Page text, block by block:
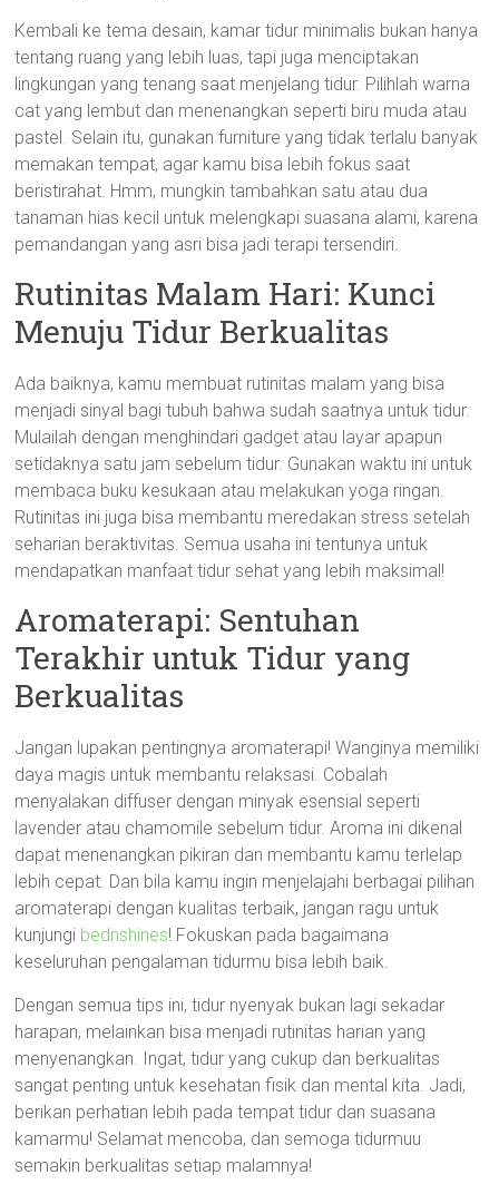
Kembali ke tema desain, kamar tidur minimalis bukan hanya
tentang ruang yang lebih luas, tapi juga menciptakan
lingkungan yang tenang saat menjelang tidur. Pilihlah warna
cat yang lembut dan menenangkan seperti biru muda atau
pastel. Selain itu, gunakan furniture yang tidak terlalu banyak
memakan tempat, agar kamu bisa lebih fokus saat
beristirahat. Hmm, mungkin tambahkan satu atau dua
tanaman hias kecil untuk melengkapi suasana alami, karena
pemandangan yang asri bisa jadi terapi tersendiri.
Rutinitas Malam Hari: Kunci
Menuju Tidur Berkualitas
Ada baiknya, kamu membuat rutinitas malam yang bisa
menjadi sinyal bagi tubuh bahwa sudah saatnya untuk tidur.
Mulailah dengan menghindari gadget atau layar apapun
setidaknya satu jam sebelum tidur. Gunakan waktu ini untuk
membaca buku kesukaan atau melakukan yoga ringan.
Rutinitas ini juga bisa membantu meredakan stress setelah
seharian beraktivitas. Semua usaha ini tentunya untuk
mendapatkan manfaat tidur sehat yang lebih maksimal!
Aromaterapi: Sentuhan
Terakhir untuk Tidur yang
Berkualitas
Jangan lupakan pentingnya aromaterapi! Wanginya memiliki
daya magis untuk membantu relaksasi. Cobalah
menyalakan diffuser dengan minyak esensial seperti
lavender atau chamomile sebelum tidur. Aroma ini dikenal
dapat menenangkan pikiran dan membantu kamu terlelap
lebih cepat. Dan bila kamu ingin menjelajahi berbagai pilihan
aromaterapi dengan kualitas terbaik, jangan ragu untuk
kunjungi bednshines! Fokuskan pada bagaimana
keseluruhan pengalaman tidurmu bisa lebih baik.
Dengan semua tips ini, tidur nyenyak bukan lagi sekadar
harapan, melainkan bisa menjadi rutinitas harian yang
menyenangkan. Ingat, tidur yang cukup dan berkualitas
sangat penting untuk kesehatan fisik dan mental kita. Jadi,
berikan perhatian lebih pada tempat tidur dan suasana
kamarmu! Selamat mencoba, dan semoga tidurmuu
semakin berkualitas setiap malamnya!